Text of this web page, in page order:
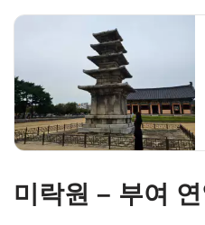
미락원 – 부여